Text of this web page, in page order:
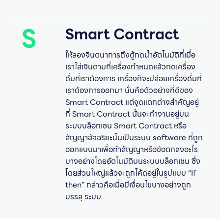
S Smart Contract
ให้ลองจินตนาการถึงตู้กดน้ำอัตโนมัติที่เมื่อ
เราใส่เงินตามที่เครื่องกำหนดแล้วกดเครื่อง
ดื่มที่เราต้องการ เครื่องก็จะปล่อยเครื่องดื่มที่
เราต้องการออกมา นั่นคือตัวอย่างที่ดีของ
Smart Contract แต่จุดแตกต่างสำคัญอยู่
ที่ Smart Contract นั้นจะทำงานอยู่บน
ระบบบล็อกเชน Smart Contract หรือ
สัญญาอัจฉริยะนั้นเป็นระบบ software ที่ถูก
ออกแบบมาเพื่อทำสัญญาหรือข้อตกลงอะไร
บางอย่างโดยอัตโนมัติบนระบบบล็อกเชน ซึ่ง
โดยส่วนใหญ่แล้วจะถูกโค้ดอยู่ในรูปแบบ “If
then” กล่าวคือเมื่อมีเงื่อนไขบางอย่างถูก
บรรลุ ระบบ...